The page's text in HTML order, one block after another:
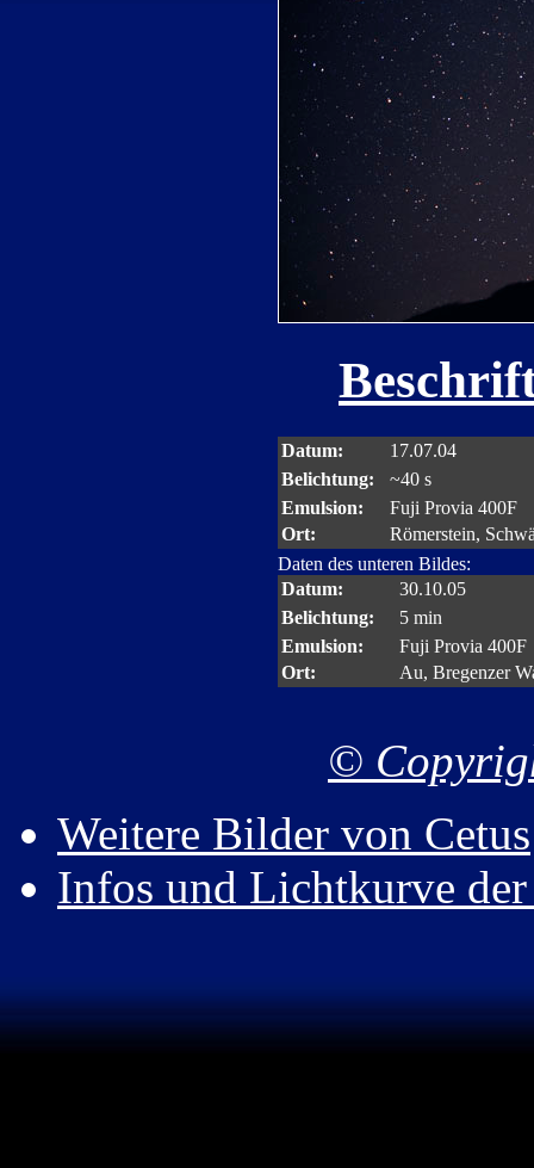
Datum:
17.07.04
Belichtung:
~40 s
Emulsion:
Fuji Provia 400F
Ort:
Römerstein,
Daten des unteren Bildes:
Datum:
30.10.05
Belichtung:
5 min
Emulsion:
Fuji Provia
Ort:
Au, Bregenzer
©
Weitere Bilder von Cetus
Infos und Lichtkurve